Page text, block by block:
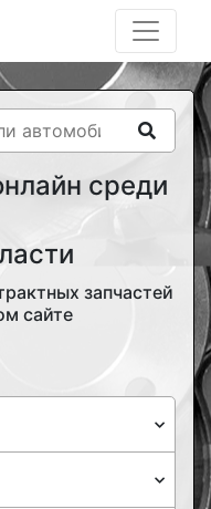
среди
запчастей
сайте